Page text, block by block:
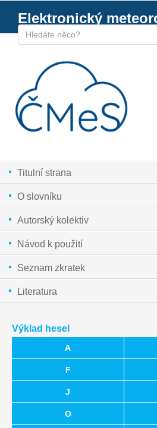
Elektronický
Titulní strana
O slovníku
Autorský kolektiv
Návod k použití
Seznam zkratek
Literatura
Výklad hesel
A
F
J
O